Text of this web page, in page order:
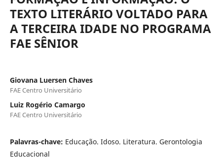
TEXTO LITERÁRIO VOLTADO PARA
A TERCEIRA IDADE NO PROGRAMA
FAE SÊNIOR
Giovana Luersen Chaves
FAE Centro Universitário
Luiz Rogério Camargo
FAE Centro Universitário
Palavras-chave: Educação. Idoso. Literatura. Gerontologia
Educacional